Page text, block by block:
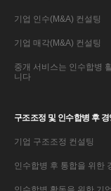
기업 인수(M&A) 컨설팅
기업 매각(M&A) 컨설팅
중개 서비스는 인수합병
니다
구조조정 및 인수합병 후 경
기업 구조조정 컨설팅
인수합병 후 통합을 위한